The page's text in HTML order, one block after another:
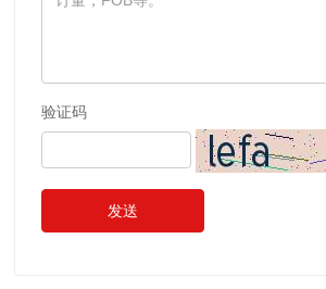
验证码
发送